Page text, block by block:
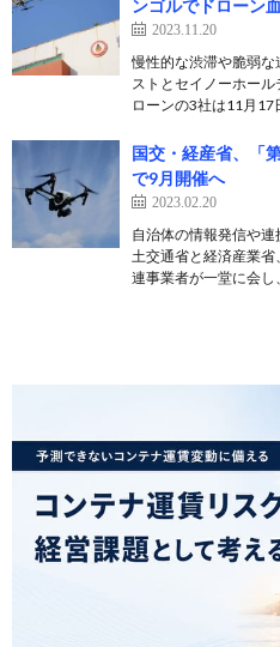
ンゴルでドローン
2023.11.20
慢性的な渋滞や脆弱な
ストとセイノーホー
ローンの3社は11月
国交・経産省、「
で9月開催へ
2023.02.20
自治体の情報発信や
土交通省と経済産業
連事業者が一堂に会